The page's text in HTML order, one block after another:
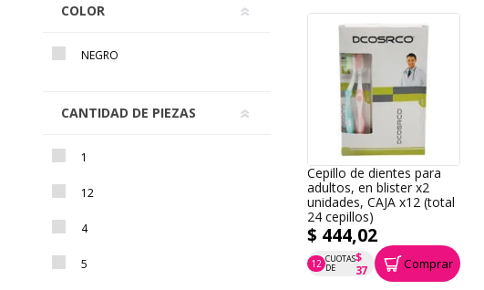
Cepillo de dientes para
adultos, en blister x2
unidades, CAJA x12 (total
24 cepillos)
$ 444,02
12 CUOTAS
DE
$
37
P.T.F. $ 444 Comprar
COLOR
NEGRO
CANTIDAD DE PIEZAS
1
12
4
5